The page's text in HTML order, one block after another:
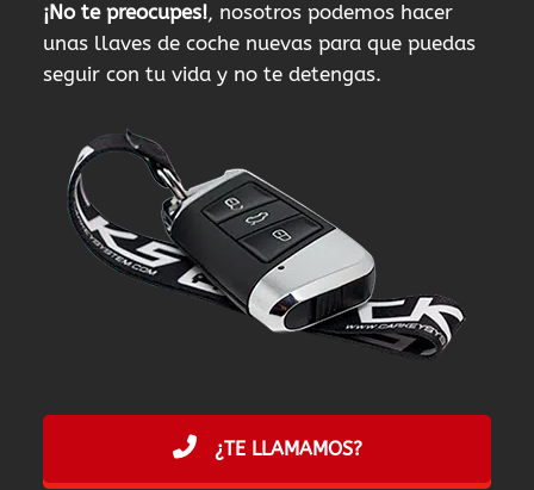
¡No te preocupes!, nosotros podemos hacer
unas llaves de coche nuevas para que puedas
seguir con tu vida y no te detengas.
¿TE LLAMAMOS?